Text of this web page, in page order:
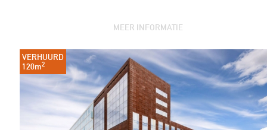
MEER INFORMATIE
VERHUURD
120m2